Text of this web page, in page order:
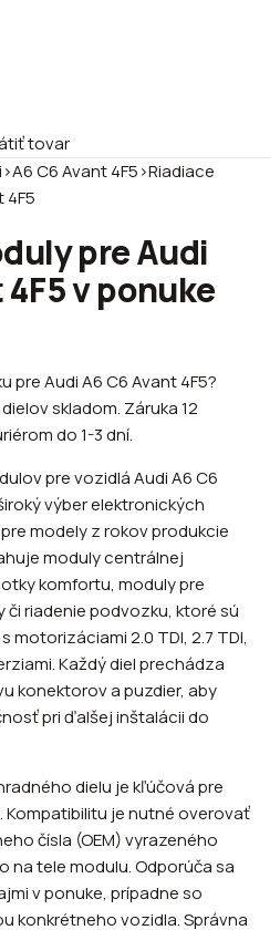
tovar
›A6 C6 Avant 4F5›Riadiace
4F5
pre Audi
v ponuke
Audi A6 C6 Avant 4F5?
skladom. Záruka 12
do 1-3 dní.
pre vozidlá Audi A6 C6
výber elektronických
modely z rokov produkcie
moduly centrálnej
komfortu, moduly pre
riadenie podvozku, ktoré sú
2.0 TDI, 2.7 TDI,
Každý diel prechádza
konektorov a puzdier, aby
pri ďalšej inštalácii do
dielu je kľúčová pre
je nutné overovať
čísla (OEM) vyrazeného
na tele modulu. Odporúča sa
v ponuke, prípadne so
konkrétneho vozidla. Správna